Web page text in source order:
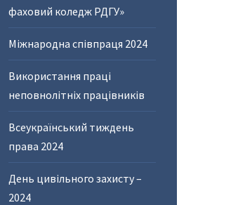
фаховий коледж РДГУ»
Міжнародна співпраця 2024
Використання праці
неповнолітніх працівників
Всеукраїнський тиждень
права 2024
День цивільного захисту –
2024